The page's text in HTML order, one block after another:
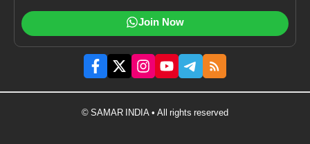
Join Now
© SAMAR INDIA • All rights reserved